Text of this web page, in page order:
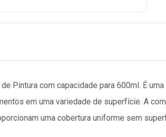
Pintura com capacidade para 600ml. É
em uma variedade de superfície. A
uma cobertura uniforme sem